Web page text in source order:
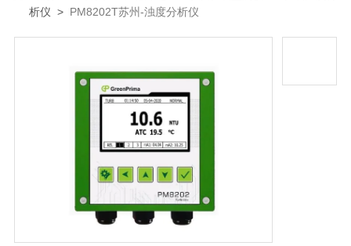
析仪 > PM8202T苏州-浊度分析仪